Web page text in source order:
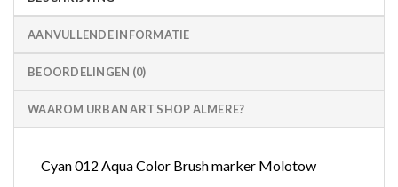
AANVULLENDE INFORMATIE
BEOORDELINGEN (0)
WAAROM URBAN ART SHOP ALMERE?
Cyan 012 Aqua Color Brush marker Molotow